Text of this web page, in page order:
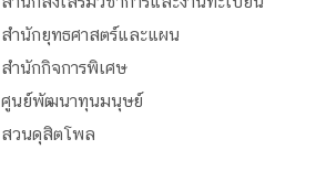
สำนักยุทธศาสตร์และแผน
สำนักกิจการพิเศษ
ศูนย์พัฒนาทุนมนุษย์
สวนดุสิตโพล